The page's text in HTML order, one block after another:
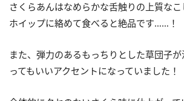
さくらあんはなめらかな舌触りの上質な
ホイップに絡めて食べると絶品です……！
また、弾力のあるもっちりとした草団子
ってもいいアクセントになっていました！